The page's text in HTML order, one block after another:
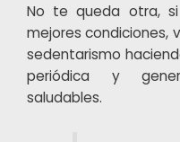
No te queda otra,
mejores condiciones,
sedentarismo
periódica y
saludables.